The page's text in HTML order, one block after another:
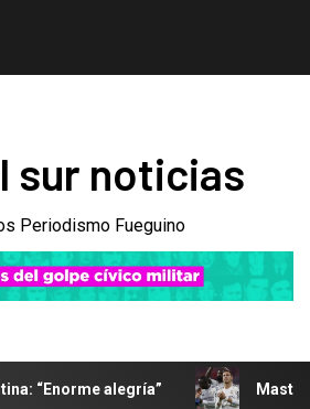
sur noticias
Periodismo Fueguino
Mastantuono no